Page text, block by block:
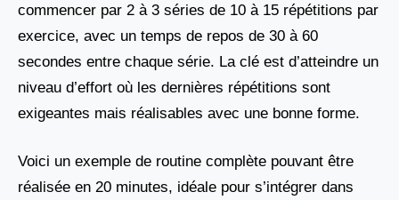
commencer par 2 à 3 séries de 10 à 15 répétitions par
exercice, avec un temps de repos de 30 à 60
secondes entre chaque série. La clé est d’atteindre un
niveau d’effort où les dernières répétitions sont
exigeantes mais réalisables avec une bonne forme.
Voici un exemple de routine complète pouvant être
réalisée en 20 minutes, idéale pour s’intégrer dans